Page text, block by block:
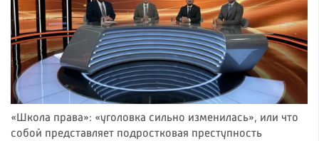
«Школа права»: «уголовка сильно изменилась», или что
собой представляет подростковая преступность